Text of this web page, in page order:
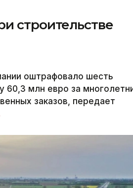
строительстве
оштрафовало шесть
млн евро за
заказов, передает